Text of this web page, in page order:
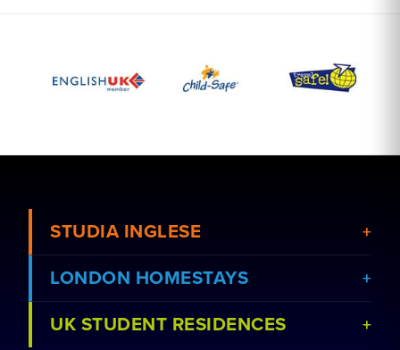
STUDIA INGLESE
Visualizza corsi
LONDON HOMESTAYS
UK STUDENT RESIDENCES